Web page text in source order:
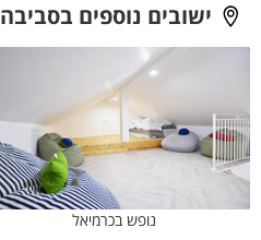
ישובים נוספים בסביבה
נופש בכרמיאל